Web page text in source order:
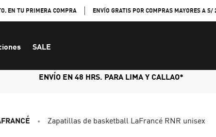
EN TU PRIMERA COMPRA ENVÍO GRATIS POR COMPRAS MAYORES A S/
SALE
ENVÍO EN 48 HRS. PARA LIMA Y CALLAO*
Zapatillas de basketball LaFrancé RNR unisex